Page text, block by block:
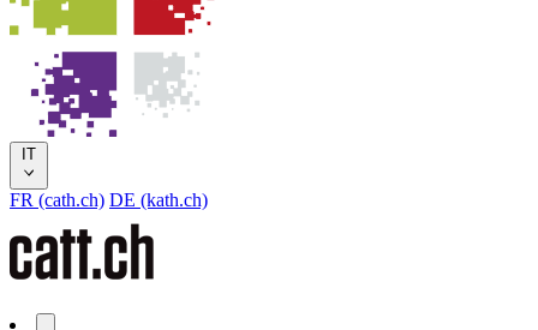
IT
FR (cath.ch) DE (kath.ch)